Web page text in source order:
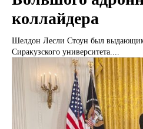
коллайдера
Шелдон Лесли Стоун был
Сиракузского университета....